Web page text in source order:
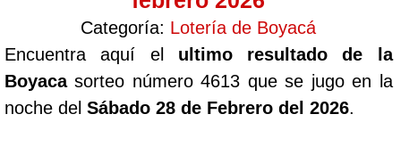
Categoría: Lotería de Boyacá
Encuentra aquí el ultimo resultado de la
Boyacasorteo número 4613 que se jugo en la
noche del Sábado 28 de Febrero del 2026.